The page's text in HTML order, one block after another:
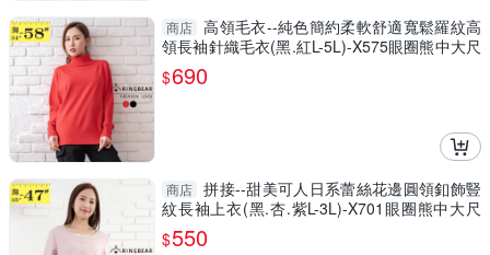
商店 高領毛衣--純色簡約柔軟舒適寬鬆羅紋高
領長袖針織毛衣(黑.紅L-5L)-X575眼圈熊中大尺
碼
$690
商店 拼接--甜美可人日系蕾絲花邊圓領釦飾豎
紋長袖上衣(黑.杏.紫L-3L)-X701眼圈熊中大尺
碼
$550